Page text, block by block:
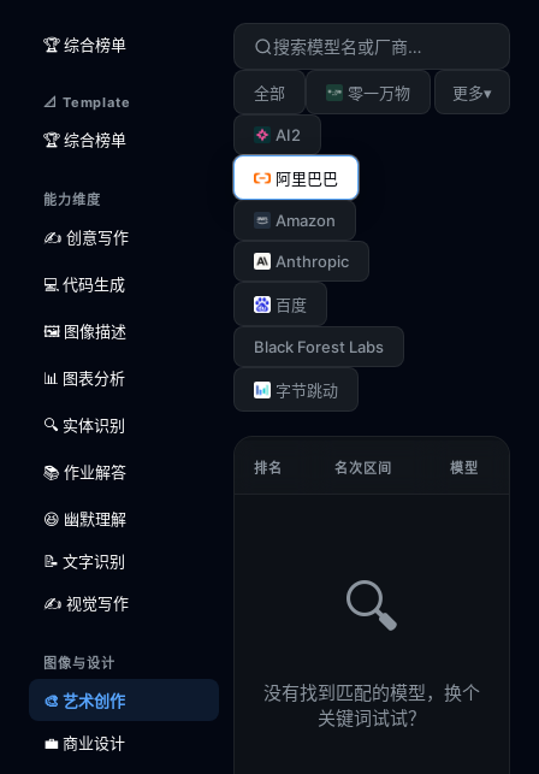
🏆 综合榜单
📐 Template
🏆 综合榜单
能力维度
✍️ 创意写作
💻 代码生成
🖼️ 图像描述
📊 图表分析
🔍 实体识别
📚 作业解答
😆 幽默理解
📝 文字识别
✍️ 视觉写作
图像与设计
🎨 艺术创作
💼 商业设计
全部 零一万物
AI2
阿里巴巴
Amazon
Anthropic
百度
Black Forest Labs
字节跳动
更多▾
排名 名次区间 模型
🔍
没有找到匹配的模型，换个
关键词试试？